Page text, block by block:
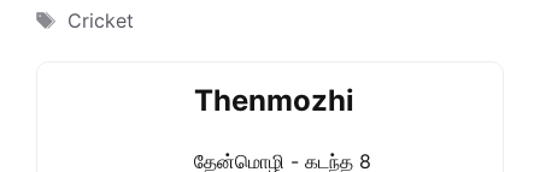
Tags
Cricket
Thenmozhi
தேன்மொழி - கடந்த 8